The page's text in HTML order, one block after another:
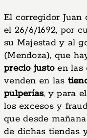
El corregidor
el 26/6/1692, por
su Majestad y al
(Mendoza), que
precio justoen las
venden en las
pulperías, y para
los excesos y
que desde
de dichas tiendas